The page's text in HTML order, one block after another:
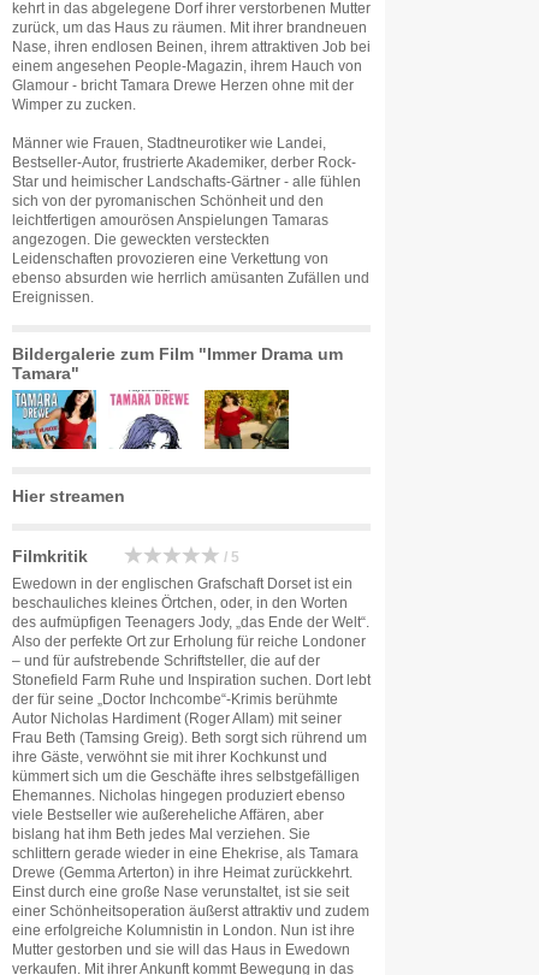
kehrt in das abgelegene Dorf ihrer verstorbenen Mutter
zurück, um das Haus zu räumen. Mit ihrer brandneuen
Nase, ihren endlosen Beinen, ihrem attraktiven Job bei
einem angesehen People-Magazin, ihrem Hauch von
Glamour - bricht Tamara Drewe Herzen ohne mit der
Wimper zu zucken.
Männer wie Frauen, Stadtneurotiker wie Landei,
Bestseller-Autor, frustrierte Akademiker, derber Rock-
Star und heimischer Landschafts-Gärtner - alle fühlen
sich von der pyromanischen Schönheit und den
leichtfertigen amourösen Anspielungen Tamaras
angezogen. Die geweckten versteckten
Leidenschaften provozieren eine Verkettung von
ebenso absurden wie herrlich amüsanten Zufällen und
Ereignissen.
Bildergalerie zum Film "Immer Drama um
Tamara"
Hier streamen
Filmkritik / 5
Ewedown in der englischen Grafschaft Dorset ist ein
beschauliches kleines Örtchen, oder, in den Worten
des aufmüpfigen Teenagers Jody, „das Ende der Welt“.
Also der perfekte Ort zur Erholung für reiche Londoner
– und für aufstrebende Schriftsteller, die auf der
Stonefield Farm Ruhe und Inspiration suchen. Dort lebt
der für seine „Doctor Inchcombe“-Krimis berühmte
Autor Nicholas Hardiment (Roger Allam) mit seiner
Frau Beth (Tamsing Greig). Beth sorgt sich rührend um
ihre Gäste, verwöhnt sie mit ihrer Kochkunst und
kümmert sich um die Geschäfte ihres selbstgefälligen
Ehemannes. Nicholas hingegen produziert ebenso
viele Bestseller wie außereheliche Affären, aber
bislang hat ihm Beth jedes Mal verziehen. Sie
schlittern gerade wieder in eine Ehekrise, als Tamara
Drewe (Gemma Arterton) in ihre Heimat zurückkehrt.
Einst durch eine große Nase verunstaltet, ist sie seit
einer Schönheitsoperation äußerst attraktiv und zudem
eine erfolgreiche Kolumnistin in London. Nun ist ihre
Mutter gestorben und sie will das Haus in Ewedown
verkaufen. Mit ihrer Ankunft kommt Bewegung in das